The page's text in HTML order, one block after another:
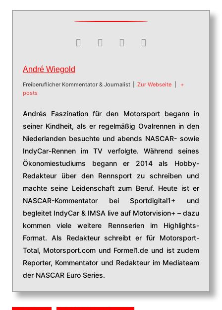
André Wiegold
Freiberuflicher Kommentator & Journalist Zur Webseite
+
posts
Andrés Faszination für den Motorsport begann in
seiner Kindheit, als er regelmäßig Ovalrennen in den
Niederlanden besuchte und abends NASCAR- sowie
IndyCar-Rennen im TV verfolgte. Während seines
Ökonomiestudiums begann er 2014 als Hobby-
Redakteur über den Rennsport zu schreiben und
machte seine Leidenschaft zum Beruf. Heute ist er
NASCAR-Kommentator bei Sportdigital1+ und
begleitet IndyCar & IMSA live auf Motorvision+ – dazu
kommen viele weitere Rennserien im Highlights-
Format. Als Redakteur schreibt er für Motorsport-
Total, Motorsport.com und Formel1.de und ist zudem
Reporter, Kommentator und Redakteur im Mediateam
der NASCAR Euro Series.